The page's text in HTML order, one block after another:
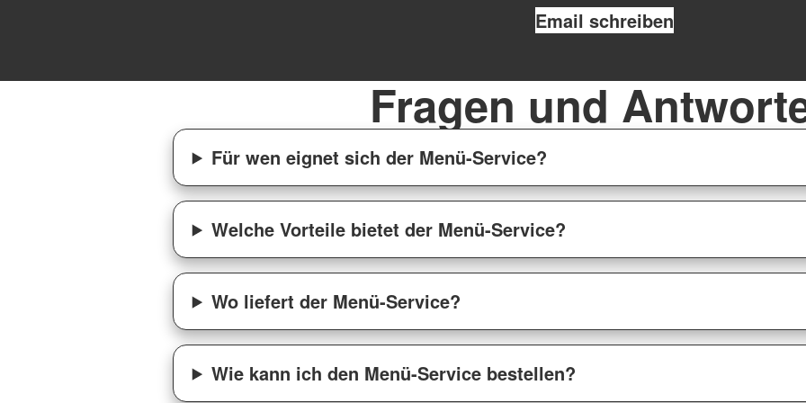
Email schreiben
Fragen und
Für wen eignet sich der Menü-Service?
Welche Vorteile bietet der Menü-Service?
Wo liefert der Menü-Service?
Wie kann ich den Menü-Service bestellen?